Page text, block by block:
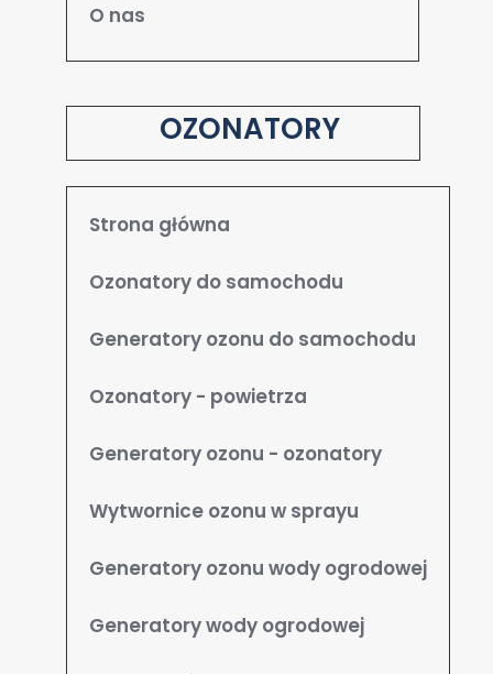
O nas
Strona główna
Ozonatory do samochodu
Generatory ozonu do samochodu
Ozonatory - powietrza
Generatory ozonu - ozonatory
Wytwornice ozonu w sprayu
Generatory ozonu wody ogrodowej
Generatory wody ogrodowej
OZONATORY